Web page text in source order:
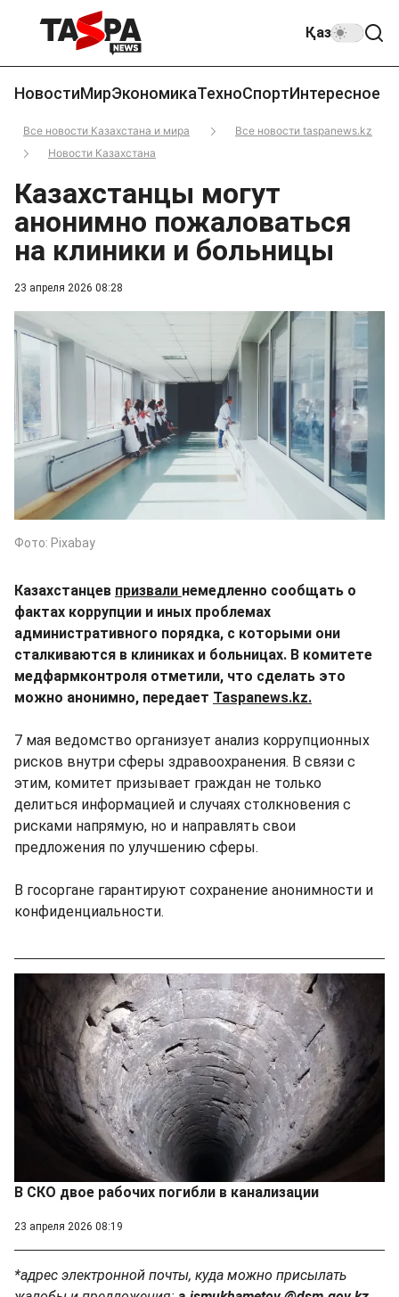
Қаз
НовостиМирЭкономикаТехноСпортИнтересное
Все новости Казахстана и мира
Все новости taspanews.kz
Новости Казахстана
23 апреля 2026 08:28
Казахстанцы могут
анонимно пожаловаться
на клиники и больницы
Фото: Pixabay
Казахстанцев призвали немедленно сообщать о
фактах коррупции и иных проблемах
административного порядка, с которыми они
сталкиваются в клиниках и больницах. В комитете
медфармконтроля отметили, что сделать это
можно анонимно, передает Taspanews.kz.
7 мая ведомство организует анализ коррупционных
рисков внутри сферы здравоохранения. В связи с
этим, комитет призывает граждан не только
делиться информацией и случаях столкновения с
рисками напрямую, но и направлять свои
предложения по улучшению сферы.
В госоргане гарантируют сохранение анонимности и
конфиденциальности.
В СКО двое рабочих погибли в канализации
23 апреля 2026 08:19
*адрес электронной почты, куда можно присылать